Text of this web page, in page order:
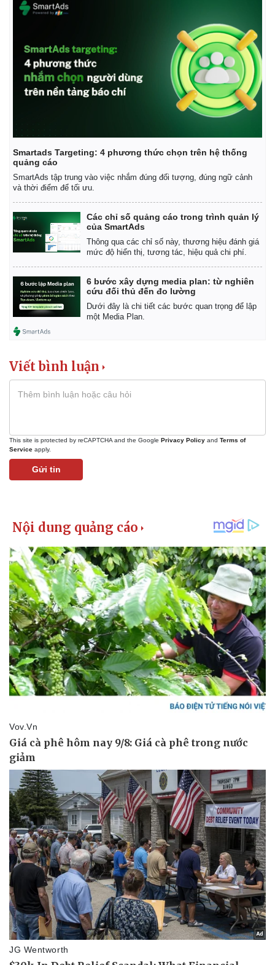
Kinh tế
Khởi nghiệp
Giá cà phê
Smartads Targeting: 4 phương thức chọn trên hệ thống
quảng cáo
SmartAds tập trung vào việc nhắm đúng đối tượng, đúng ngữ cảnh
và thời điểm để tối ưu.
Các chỉ số quảng cáo trong trình quản lý
của SmartAds
Thông qua các chỉ số này, thương hiệu đánh giá
mức độ hiển thị, tương tác, hiệu quả chi phí.
6 bước xây dựng media plan: từ nghiên
cứu đối thủ đến đo lường
Dưới đây là chi tiết các bước quan trọng để lập
một Media Plan.
Viết bình luận
This site is protected by reCAPTCHA and the Google Privacy Policy and Terms of
Service apply.
Gửi tin